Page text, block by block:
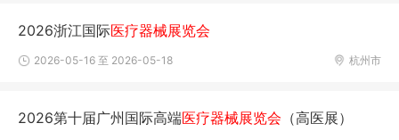
2026浙江国际医疗器械展览会
杭州市
2026-05-16 至 2026-05-18
2026第十届广州国际高端医疗器械展览会 （高医展）